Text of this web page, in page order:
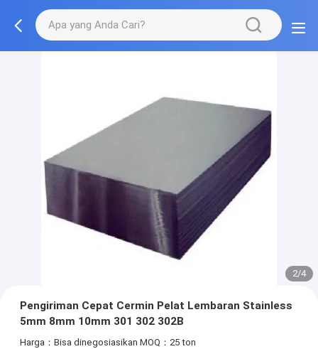
2/4
Pengiriman Cepat Cermin Pelat Lembaran Stainless
5mm 8mm 10mm 301 302 302B
Harga：Bisa dinegosiasikan MOQ：25 ton